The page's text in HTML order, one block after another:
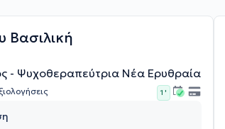
Βασιλική
- Ψυχοθεραπεύτρια Νέα Ερυθραία
1 '